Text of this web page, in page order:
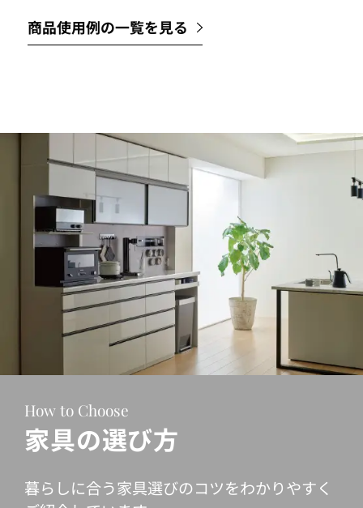
商品使用例の一覧を見る
How to Choose
家具の選び方
暮らしに合う家具選びのコツをわかりやすく